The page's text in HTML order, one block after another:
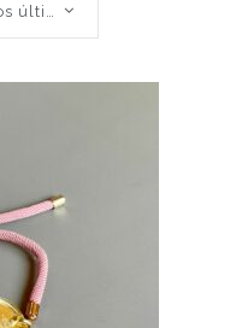
Ordenar por los últimos